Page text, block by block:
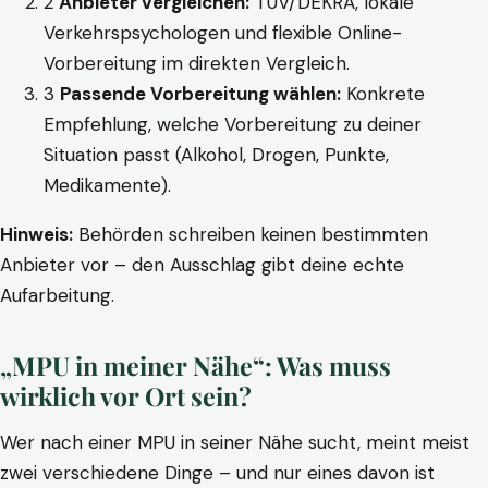
Verkehrspsychologen und flexible Online-
Vorbereitung im direkten Vergleich.
3 Passende Vorbereitung wählen: Konkrete
Empfehlung, welche Vorbereitung zu deiner
Situation passt (Alkohol, Drogen, Punkte,
Medikamente).
Hinweis: Behörden schreiben keinen bestimmten
Anbieter vor – den Ausschlag gibt deine echte
Aufarbeitung.
„MPU in meiner Nähe“: Was muss
wirklich vor Ort sein?
Wer nach einer MPU in seiner Nähe sucht, meint meist
zwei verschiedene Dinge – und nur eines davon ist